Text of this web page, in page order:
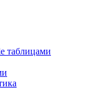
таблицами